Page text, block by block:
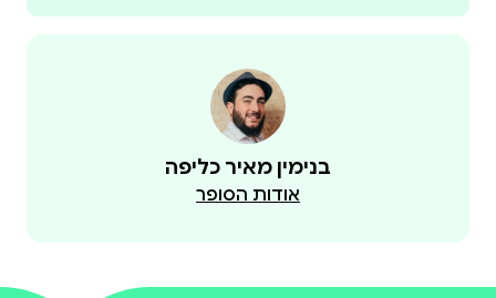
בנימין מאיר כליפה
אודות הסופר